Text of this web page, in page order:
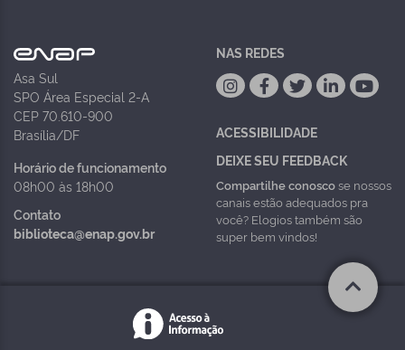
Asa Sul
SPO Área Especial 2-A
CEP 70.610-900
Brasília/DF
Horário de funcionamento
08h00 às 18h00
Contato
biblioteca@enap.gov.br
NAS REDES
ACESSIBILIDADE
DEIXE SEU FEEDBACK
Compartilhe conoscose nossos
canais estão adequados pra
você? Elogios também são
super bem vindos!